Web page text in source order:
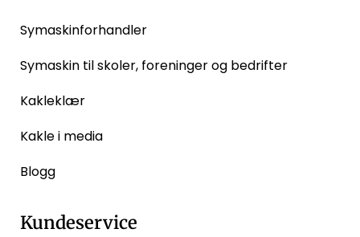
Symaskinforhandler
Symaskin til skoler, foreninger og bedrifter
Kakleklær
Kakle i media
Blogg
Kundeservice